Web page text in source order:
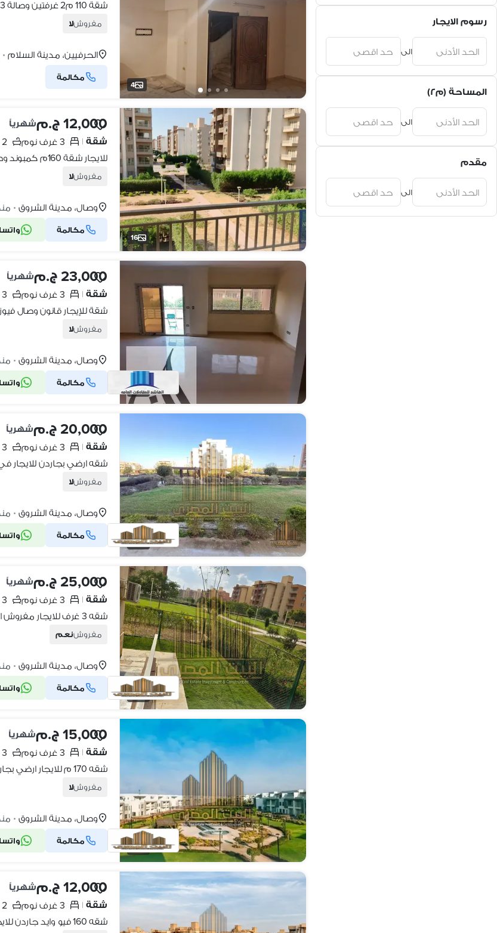
رسوم الايجار
الى
المساحة (م٢)
الى
مقدم
الى
4
مفروشلا
الحرفيين، مدينة السلام •
مكالمة
16
12,000 ج.م
شهرياً
شقة | 3 غرف نوم 2 حمامات
للايجار شقة 160م كمبوند وصال الشروق
مفروشلا
وصال، مدينة الشروق • منذ 6
مكالمة
16
23,000 ج.م
شهرياً
شقة | 3 غرف نوم 3 حمامات
مفروشلا
وصال، مدينة الشروق • منذ 23
مكالمة
16
20,000 ج.م
شهرياً
شقة | 3 غرف نوم 3 حمامات
شقه ارضي بجاردن للايجار في
مفروشلا
وصال، مدينة الشروق • منذ
مكالمة
19
25,000 ج.م
شهرياً
شقة | 3 غرف نوم 3 حمامات
مفروشنعم
وصال، مدينة الشروق • منذ
مكالمة
15
15,000 ج.م
شهرياً
شقة | 3 غرف نوم 3 حمامات
مفروشلا
وصال، مدينة الشروق • منذ
مكالمة
12,000 ج.م
شهرياً
شقة | 3 غرف نوم 2 حمامات